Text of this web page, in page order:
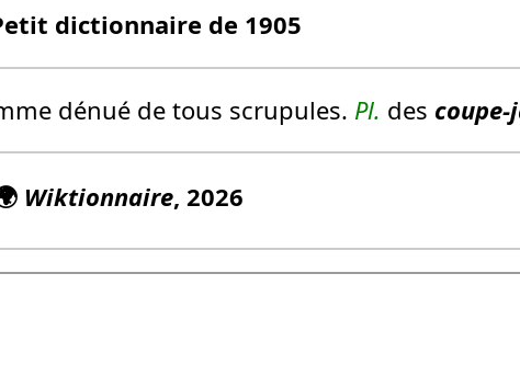
dictionnaire de 1905
dénué de tous scrupules. Pl. des
Wiktionnaire, 2026